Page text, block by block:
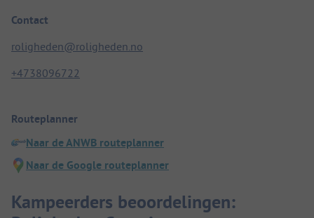
Contact
roligheden@roligheden.no
+4738096722
Routeplanner
Naar de ANWB routeplanner
Naar de Google routeplanner
Kampeerders beoordelingen: